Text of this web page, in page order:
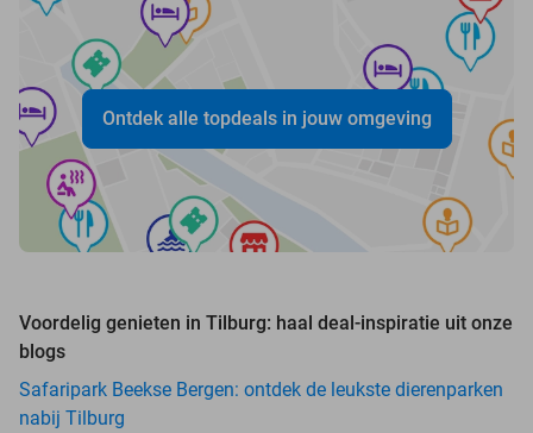
Ontdek alle topdeals in jouw omgeving
Voordelig genieten in Tilburg: haal deal-inspiratie uit onze
blogs
Safaripark Beekse Bergen: ontdek de leukste dierenparken
nabij Tilburg